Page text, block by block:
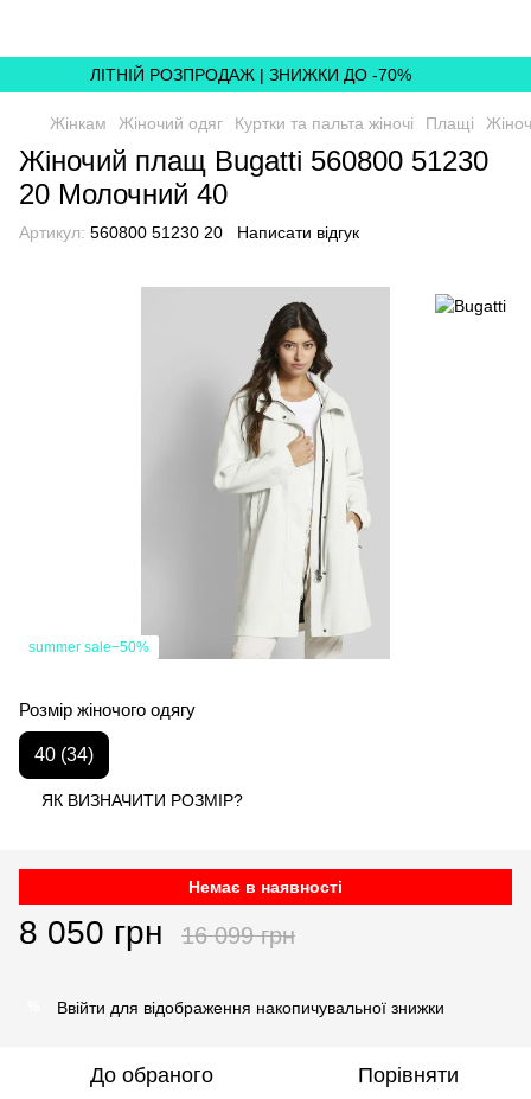
ЛІТНІЙ РОЗПРОДАЖ | ЗНИЖКИ ДО -70%
Жінкам Жіночий одяг Куртки та пальта жіночі Плащі
Жіночий плащ Bugatti 560800 51230
20 Молочний 40
Артикул: 560800 51230 20 Написати відгук
summer sale−50%
Розмір жіночого одягу
40 (34)
ЯК ВИЗНАЧИТИ РОЗМІР?
Немає в наявності
8 050 грн 16 099 грн
Ввійти для відображення накопичувальної знижки
До обраного Порівняти